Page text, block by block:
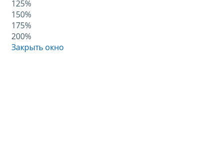
125%
150%
175%
200%
Закрыть окно